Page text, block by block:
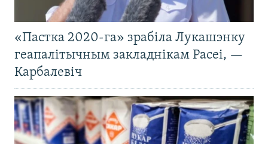
«Пастка 2020-га» зрабіла Лукашэнку
геапалітычным закладнікам Расеі, —
Карбалевіч